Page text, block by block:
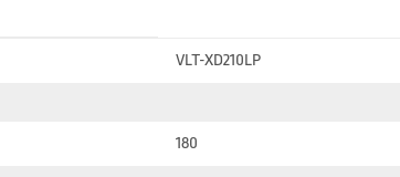
VLT-XD210LP
180